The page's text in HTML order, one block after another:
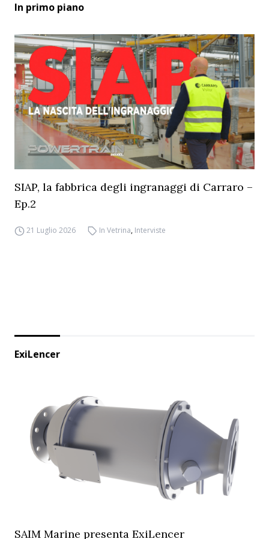
In primo piano
SIAP, la fabbrica degli ingranaggi di Carraro –
Ep.2
21 Luglio 2026 In Vetrina, Interviste
ExiLencer
SAIM Marine presenta ExiLencer